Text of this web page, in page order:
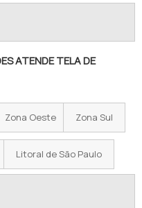
ATENDE TELA DE
Zona Oeste Zona Sul
Litoral de São Paulo